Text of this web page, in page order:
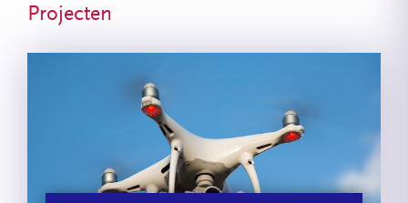
Projecten